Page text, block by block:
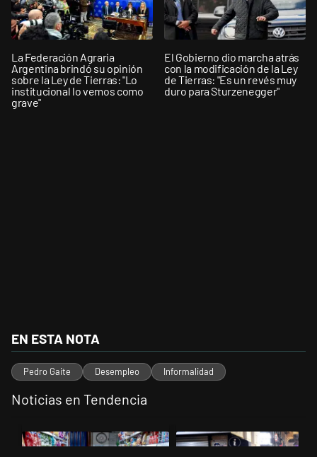
La Federación Agraria
Argentina brindó su opinión
sobre la Ley de Tierras: "Lo
institucional lo vemos como
grave"
El Gobierno dio marcha atrás
con la modificación de la Ley
de Tierras: "Es un revés muy
duro para Sturzenegger"
EN ESTA NOTA
Pedro Gaite Desempleo Informalidad
Noticias en Tendencia
Un artículo de tendencia con el título "La inflación en CABA marcó
Un artículo de tendencia con el